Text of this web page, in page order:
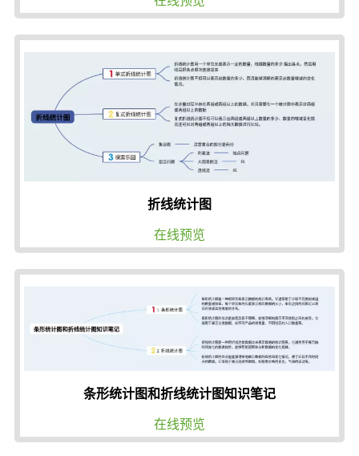
折线统计图
在线预览
条形统计图和折线统计图知识笔记
在线预览